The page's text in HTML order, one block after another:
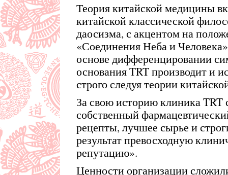
Теория китайской медицины
китайской классической
даосизма, с акцентом на
«Соединения Неба и
основе дифференцировании
основания TRT производит и
строго следуя теории
За свою историю клиника TRT
собственный
рецепты, лучшее сырье и
результат превосходную
репутацию».
Ценности организации